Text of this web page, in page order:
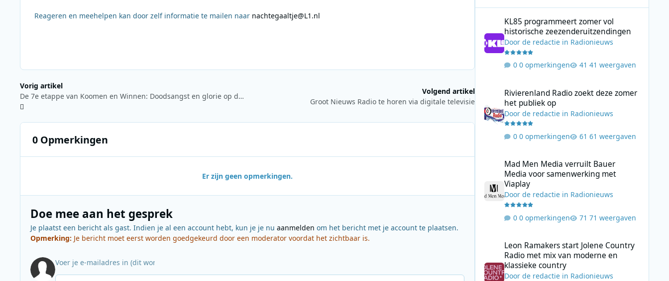
Reageren en meehelpen kan door zelf informatie te mailen naar nachtegaaltje@L1.nl
Vorig artikel
De 7e etappe van Koomen en Winnen: Doodsangst en glorie op de Alpe d’Huez
Volgend artikel
Groot Nieuws Radio te horen via digitale televisie
0 Opmerkingen
Er zijn geen opmerkingen.
Doe mee aan het gesprek
Je plaatst een bericht als gast. Indien je al een account hebt, kun je je nu aanmelden om het bericht met je account te plaatsen.
Opmerking: Je bericht moet eerst worden goedgekeurd door een moderator voordat het zichtbaar is.
KL85 programmeert zomer vol
historische zeezenderuitzendingen
Door de redactiein Radionieuws
0 opmerkingen 41 weergaven
Rivierenland Radio zoekt deze zomer
het publiek op
Door de redactiein Radionieuws
0 opmerkingen 61 weergaven
Mad Men Media verruilt Bauer
Media voor samenwerking met
Viaplay
Door de redactiein Radionieuws
0 opmerkingen 71 weergaven
Leon Ramakers start Jolene Country
Radio met mix van moderne en
klassieke country
Door de redactiein Radionieuws